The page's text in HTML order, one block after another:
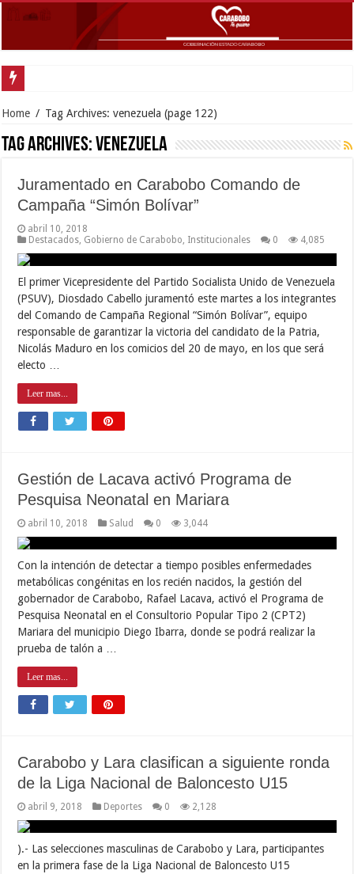
Home / Tag Archives: venezuela (page 122)
Tag Archives:venezuela
Juramentado en Carabobo Comando de
Campaña “Simón Bolívar”
abril 10, 2018
Destacados Gobierno de Carabobo Institucionales 0 4,085
El primer Vicepresidente del Partido Socialista Unido de Venezuela
(PSUV), Diosdado Cabello juramentó este martes a los integrantes
del Comando de Campaña Regional “Simón Bolívar”, equipo
responsable de garantizar la victoria del candidato de la Patria,
Nicolás Maduro en los comicios del 20 de mayo, en los que será
electo …
Leer mas...
Gestión de Lacava activó Programa de
Pesquisa Neonatal en Mariara
abril 10, 2018 Salud 0 3,044
Con la intención de detectar a tiempo posibles enfermedades
metabólicas congénitas en los recién nacidos, la gestión del
gobernador de Carabobo, Rafael Lacava, activó el Programa de
Pesquisa Neonatal en el Consultorio Popular Tipo 2 (CPT2)
Mariara del municipio Diego Ibarra, donde se podrá realizar la
prueba de talón a …
Leer mas...
Carabobo y Lara clasifican a siguiente ronda
de la Liga Nacional de Baloncesto U15
abril 9, 2018 Deportes 0 2,128
).- Las selecciones masculinas de Carabobo y Lara, participantes
en la primera fase de la Liga Nacional de Baloncesto U15